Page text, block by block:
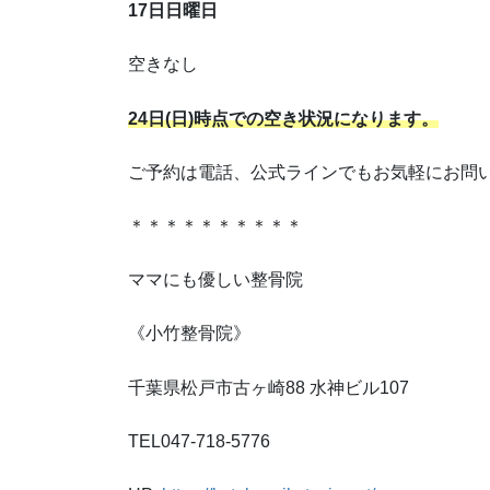
17日日曜日
空きなし
24日(日)時点での空き状況になります。
ご予約は電話、公式ラインでもお気軽にお問
＊＊＊＊＊＊＊＊＊＊
ママにも優しい整骨院
《小竹整骨院》
千葉県松戸市古ヶ崎88 水神ビル107
TEL047-718-5776